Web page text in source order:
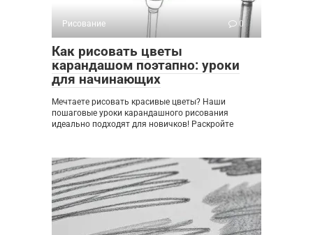
Рисование 0
Как рисовать цветы
карандашом поэтапно: уроки
для начинающих
Мечтаете рисовать красивые цветы? Наши
пошаговые уроки карандашного рисования
идеально подходят для новичков! Раскройте